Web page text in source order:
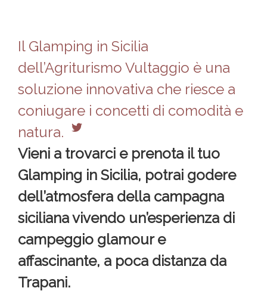
Il Glamping in Sicilia
dell’Agriturismo Vultaggio è una
soluzione innovativa che riesce a
coniugare i concetti di comodità e
natura.
Vieni a trovarci e prenota il tuo
Glamping in Sicilia, potrai godere
dell’atmosfera della campagna
siciliana vivendo un’esperienza di
campeggio glamour e
affascinante, a poca distanza da
Trapani.